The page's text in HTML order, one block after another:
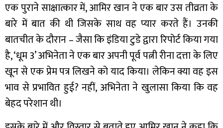
एक पुराने साक्षात्कार में, आमिर खान ने एक बार उस तीव्रता के
बारे में बात की थी जिसके साथ वह प्यार करते हैं। उनकी
बातचीत के दौरान – जैसा कि इंडिया टुडे द्वारा रिपोर्ट किया गया
है, ‘धूम 3’ अभिनेता ने एक बार अपनी पूर्व पत्नी रीना दत्ता के लिए
खून से एक प्रेम पत्र लिखने को याद किया। लेकिन क्या वह इस
भाव से प्रभावित हुई? नहीं, अभिनेता ने खुलासा किया कि वह
बेहद परेशान थी।